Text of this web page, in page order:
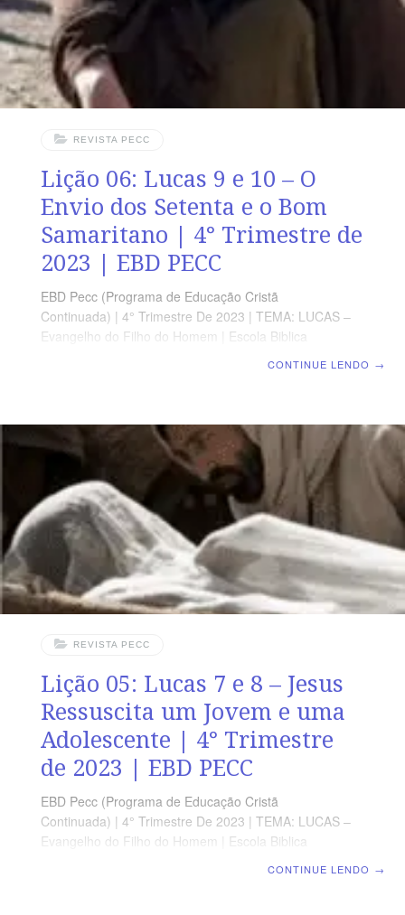
REVISTA PECC
Lição 06: Lucas 9 e 10 – O
Envio dos Setenta e o Bom
Samaritano | 4° Trimestre de
2023 | EBD PECC
EBD Pecc (Programa de Educação Cristã
Continuada) | 4° Trimestre De 2023 | TEMA: LUCAS –
Evangelho do Filho do Homem | Escola Biblica
alunos e mestres, inclusive o número de páginas.
ORIENTAÇÃO PEDAGÓGICA Em Lucas 9 e 10 há 62 e
42 versos, respectivamente. Sugerimos começar a aula
lendo, com todos os presentes, Lucas 10.25-4 (5 a 7
CONTINUE LENDO →
REVISTA PECC
Lição 05: Lucas 7 e 8 – Jesus
Ressuscita um Jovem e uma
Adolescente | 4° Trimestre
de 2023 | EBD PECC
EBD Pecc (Programa de Educação Cristã
Continuada) | 4° Trimestre De 2023 | TEMA: LUCAS –
Evangelho do Filho do Homem | Escola Biblica
CONTINUE LENDO →